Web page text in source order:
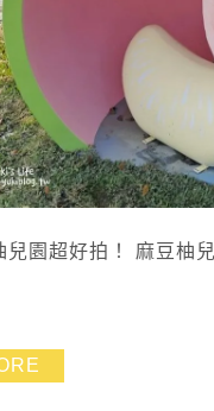
園超好拍！ 麻豆柚